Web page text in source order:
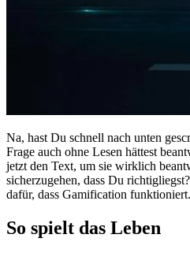
Na, hast Du schnell nach unten
Frage auch ohne Lesen hättest
jetzt den Text, um sie wirklich
sicherzugehen, dass Du
dafür, dass Gamification funktioniert.
So spielt das Leben